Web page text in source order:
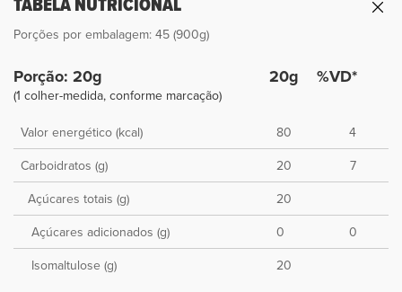
TABELA NUTRICIONAL
Porções por embalagem: 45 (900g)
Porção: 20g
(1 colher-medida, conforme marcação)
20g %VD*
Valor energético (kcal) 80
4
Carboidratos (g)
20
7
Açúcares totais (g)
20
Açúcares adicionados (g)
0
0
Isomaltulose (g)
20